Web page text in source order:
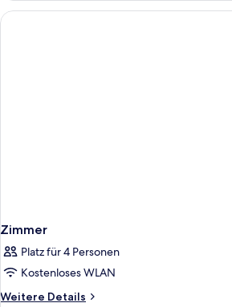
Zimmer
Platz für 4 Personen
Kostenloses WLAN
Weitere Details
Weitere